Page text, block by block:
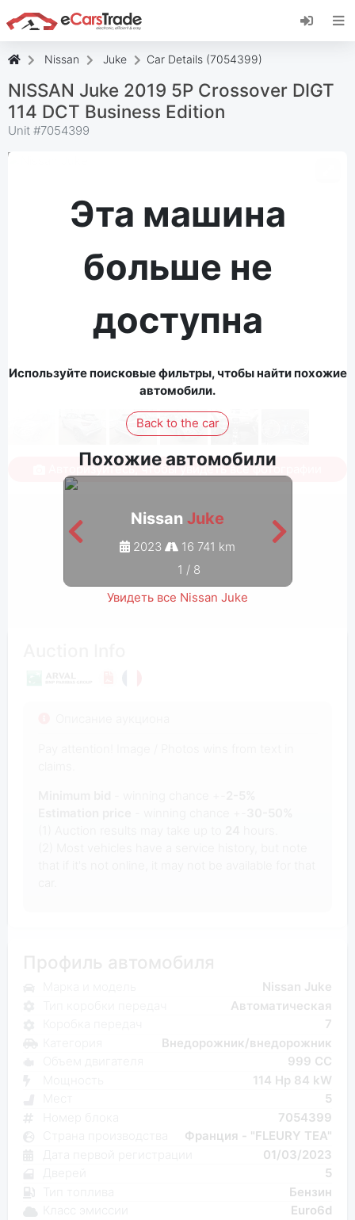
Установите веб-приложение eCarsTrade,
добавьте его на главный экран и получайте
Nissan Juke Car Details (7054399)
NISSAN Juke 2019 5P Crossover DIGT
114 DCT Business Edition
Unit #7054399
Эта машина
больше не
доступна
Используйте поисковые фильтры, чтобы найти похожие
автомобили.
Back to the car
Похожие автомобили
NissanJuke
2023
16 741 km
1 / 8
Увидеть все Nissan Juke
Авторизуйтесь, чтобы увидеть все фотографии
Nissan Juke
Автоматическая
7
Внедорожник/внедорожник
999 CC
114 Hp 84 kW
5
7054399
Франция - "FLEURY TEA"
01/03/2023
5
Бензин
Euro6d